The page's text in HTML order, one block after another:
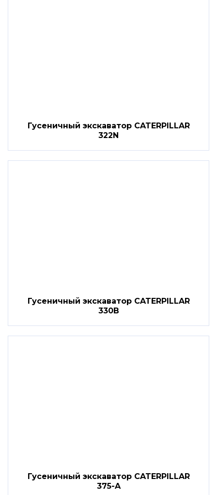
Гусеничный экскаватор CATERPILLAR
322N
Гусеничный экскаватор CATERPILLAR
330B
Гусеничный экскаватор CATERPILLAR
375-A